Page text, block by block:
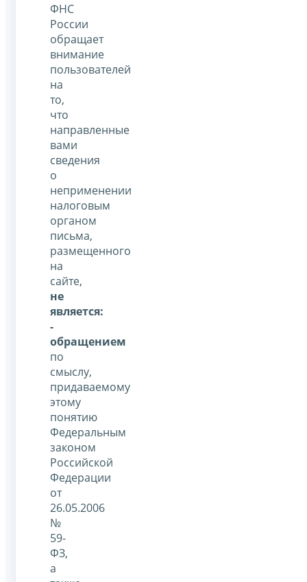
ФНС
России
обращает
внимание
пользователей
на
то,
что
направленные
вами
сведения
о
неприменении
налоговым
органом
письма,
размещенного
на
сайте,
не
является:
-
обращением
по
смыслу,
придаваемому
этому
понятию
Федеральным
законом
Российской
Федерации
от
26.05.2006
№
59-
ФЗ,
а